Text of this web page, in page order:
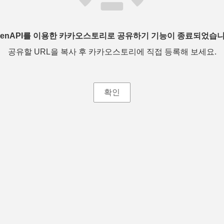
를 이용한 카카오스토리로 공유하기 기능이 종료되었습
공유할 URL을 복사 후 카카오스토리에 직접 등록해 보세요.
확인